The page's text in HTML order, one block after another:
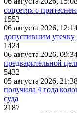
соцсетях о
1552
06 августа 2026, 12:14
допустившим
1424
06 августа 2026, 09:34
предварительной
5432
05 августа 2026, 21:38
получила 4 года
суда
2187